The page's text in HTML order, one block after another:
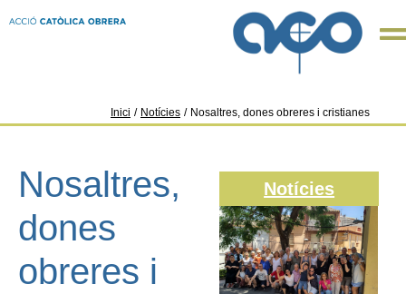
Inici / Notícies / Nosaltres, dones obreres i cristianes
Nosaltres,
dones
obreres i
Notícies